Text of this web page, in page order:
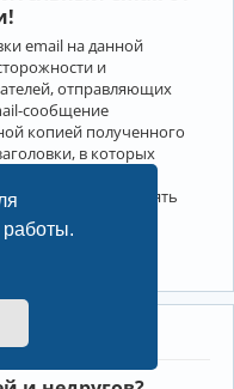
работы.
email на данной
и
отправляющих
сообщение
копией полученного
в которых
этом случае принять